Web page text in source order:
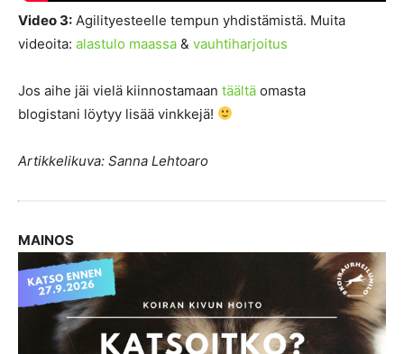
Video 3: Agilityesteelle tempun yhdistämistä. Muita
videoita: alastulo maassa & vauhtiharjoitus
Jos aihe jäi vielä kiinnostamaan täältä omasta
blogistani löytyy lisää vinkkejä!
Artikkelikuva: Sanna Lehtoaro
MAINOS